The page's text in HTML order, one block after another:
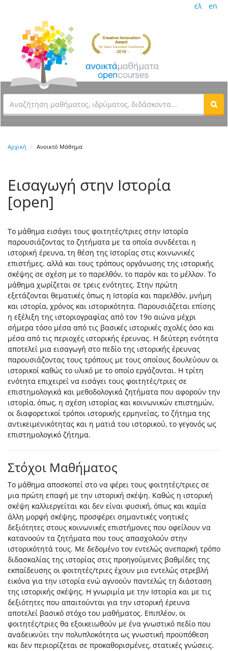
ελ en
Αρχική Ανοικτό Μάθημα
Εισαγωγή στην Ιστορία
[open]
Το μάθημα εισάγει τους φοιτητές/τριες στην Ιστορία
παρουσιάζοντας το ζητήματα με τα οποία συνδέεται η
ιστορική έρευνα, τη θέση της Ιστορίας στις κοινωνικές
επιστήμες. αλλά και τους τρόπους οργάνωσης της ιστορικής
σκέψης σε σχέση με το παρελθόν, το παρόν και το μέλλον. Το
μάθημα χωρίζεται σε τρεις ενότητες. Στην πρώτη
εξετάζονται θεματικές όπως η Ιστορία και παρελθόν, μνήμη
και ιστορία, χρόνος και ιστορικότητα. Παρουσιάζεται επίσης
η εξέλιξη της ιστοριογραφίας από τον 19ο αιώνα μέχρι
σήμερα τόσο μέσα από τις βασικές ιστορικές σχολές όσο και
μέσα από τις περιοχές ιστορικής έρευνας. Η δεύτερη ενότητα
αποτελεί μια εισαγωγή στο πεδίο της ιστορικής έρευνας
παρουσιάζοντας τους τρόπους με τους οποίους δουλεύουν οι
ιστορικοί καθώς το υλικό με το οποίο εργάζονται. Η τρίτη
ενότητα επιχειρεί να εισάγει τους φοιτητές/τριες σε
επιστημολογικά και μεθοδολογικά ζητήματα που αφορούν την
ιστορία, όπως, η σχέση ιστορίας και κοινωνικών επιστημών,
οι διαφορετικοί τρόποι ιστορικής ερμηνείας, το ζήτημα της
αντικειμενικότητας και η ματιά του ιστορικού, το γεγονός ως
επιστημολογικό ζήτημα.
Στόχοι Μαθήματος
Το μάθημα αποσκοπεί στο να φέρει τους φοιτητές/τριες σε
μια πρώτη επαφή με την ιστορική σκέψη. Καθώς η ιστορική
σκέψη καλλιεργείται και δεν είναι φυσική, όπως και καμία
άλλη μορφή σκέψης, προσφέρει σημαντικές νοητικές
δεξιότητες στους κοινωνικές επιστήμονες που οφείλουν να
κατανοούν τα ζητήματα που τους απασχολούν στην
ιστορικότητά τους. Με δεδομένο τον εντελώς ανεπαρκή τρόπο
διδασκαλίας της ιστορίας στις προηγούμενες βαθμίδες της
εκπαίδευσης οι φοιτητές/τριες έχουν μια εντελώς στρεβλή
εικόνα για την ιστορία ενώ αγνοούν παντελώς τη διάσταση
της ιστορικής σκέψης. Η γνωριμία με την Ιστορία και με τις
δεξιότητες που απαιτούνται για την ιστορική έρευνα
αποτελεί βασικό στόχο του μαθήματος. Επιπλέον, οι
φοιτητές/τριες θα εξοικειωθούν με ένα γνωστικό πεδίο που
αναδεικνύει την πολυπλοκότητα ως γνωστική προϋπόθεση
και δεν περιορίζεται σε προκαθορισμένες, στατικές γνώσεις.